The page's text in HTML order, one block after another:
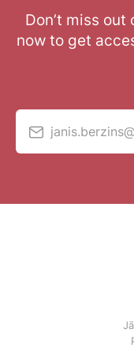
Don’t miss
now to get